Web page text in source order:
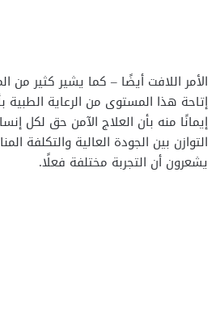
الأمر اللافت أيضًا – كما يشير كثير
إتاحة هذا المستوى من الرعاية الطبية
إيمانًا منه بأن العلاج الآمن حق لكل
التوازن بين الجودة العالية والتكلفة
يشعرون أن التجربة مختلفة فعلًا.